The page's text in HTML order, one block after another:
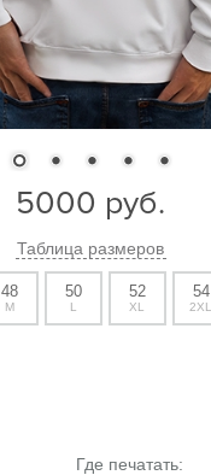
5000 руб.
Таблица размеров
48
M
50
L
52
XL
54
2XL
Где печатать: